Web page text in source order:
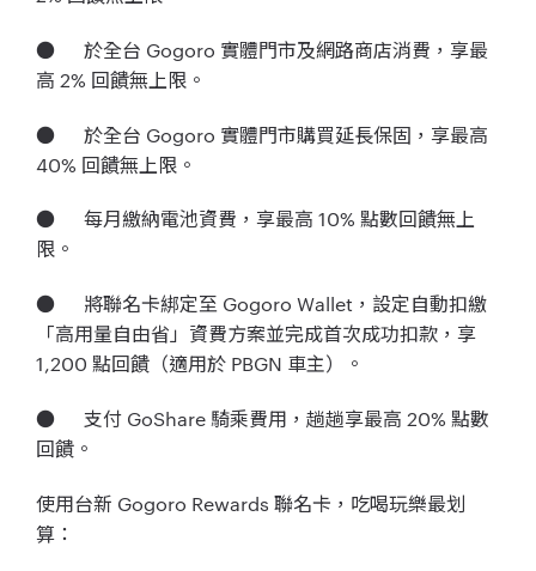
● 於全台 Gogoro 實體門市及網路商店消費，享最
高 2% 回饋無上限。
● 於全台 Gogoro 實體門市購買延長保固，享最高
40% 回饋無上限。
● 每月繳納電池資費，享最高 10% 點數回饋無上
限。
● 將聯名卡綁定至 Gogoro Wallet，設定自動扣繳
「高用量自由省」資費方案並完成首次成功扣款，享
1,200 點回饋（適用於 PBGN 車主）。
● 支付 GoShare 騎乘費用，趟趟享最高 20% 點數
回饋。
使用台新 Gogoro Rewards 聯名卡，吃喝玩樂最划
算：